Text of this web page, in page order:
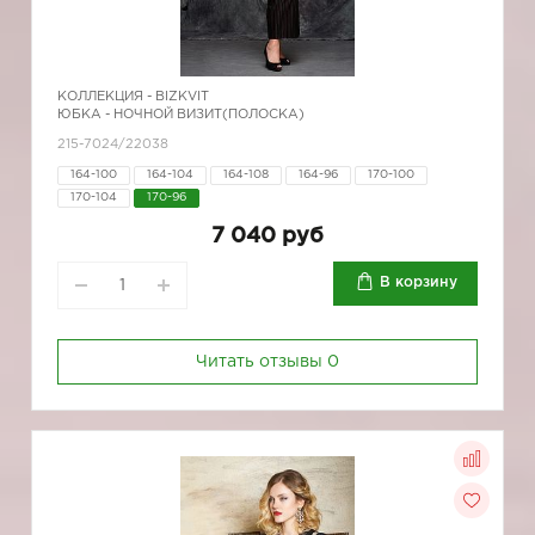
КОЛЛЕКЦИЯ - BIZKVIT
ЮБКА - НОЧНОЙ ВИЗИТ(ПОЛОСКА)
215-7024/22038
164-100 164-104 164-108 164-96 170-100
170-104 170-96
7 040 руб
В корзину
Читать отзывы 0